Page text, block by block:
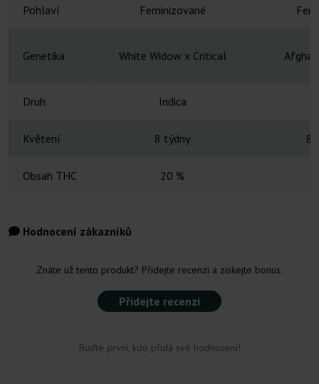
Pohlaví Feminizované
Genetika White Widow x Critical
Druh Indica
Květení 8 týdny
Obsah THC 20 %
Hodnocení zákazníků
Znáte už tento produkt? Přidejte recenzi a získejte bonus.
Přidejte recenzi
Buďte první, kdo přidá své hodnocení!